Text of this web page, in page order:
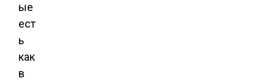
ые
ест
ь
как
в